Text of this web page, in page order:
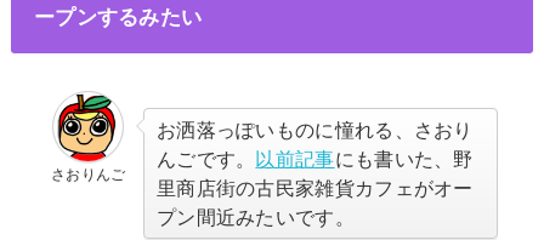
ープンするみたい
さおりんご
お洒落っぽいものに憧れる、さおり
んごです。 以前記事にも書いた、野
里商店街の古民家雑貨カフェがオー
プン間近みたいです。